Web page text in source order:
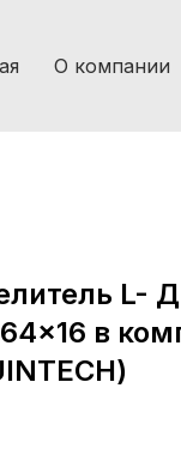
О компании
L-
в